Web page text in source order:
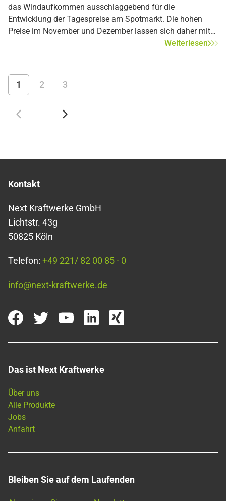
das Windaufkommen ausschlaggebend für die
Entwicklung der Tagespreise am Spotmarkt. Die hohen
Preise im November und Dezember lassen sich daher mit
Weiterlesen
1 2 3
Kontakt
Next Kraftwerke GmbH
Lichtstr. 43g
50825 Köln
Telefon: +49 221/ 82 00 85 - 0
info@next-kraftwerke.de
Das ist Next Kraftwerke
Über uns
Alle Produkte
Jobs
Anfahrt
Bleiben Sie auf dem Laufenden